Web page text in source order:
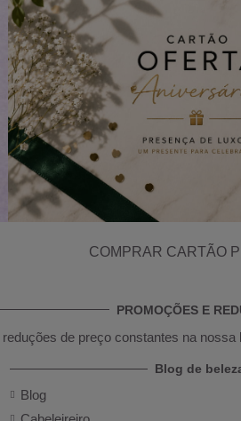
COMPRAR CARTÃO
PROMOÇÕES E
de preço constantes na
Blog de
Blog